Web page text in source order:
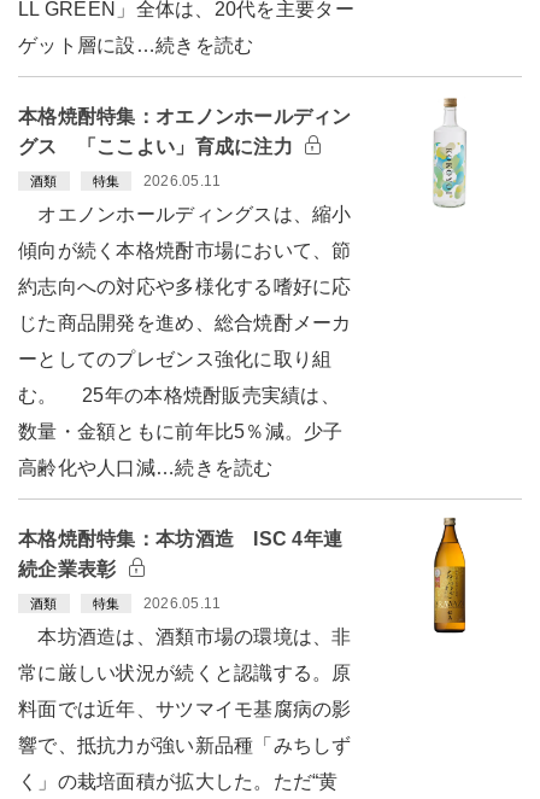
LL GREEN」全体は、20代を主要ター
ゲット層に設…続きを読む
本格焼酎特集：オエノンホールディン
グス 「ここよい」育成に注力
酒類 特集 2026.05.11
オエノンホールディングスは、縮小
傾向が続く本格焼酎市場において、節
約志向への対応や多様化する嗜好に応
じた商品開発を進め、総合焼酎メーカ
ーとしてのプレゼンス強化に取り組
む。 25年の本格焼酎販売実績は、
数量・金額ともに前年比5％減。少子
高齢化や人口減…続きを読む
本格焼酎特集：本坊酒造 ISC 4年連
続企業表彰
酒類 特集 2026.05.11
本坊酒造は、酒類市場の環境は、非
常に厳しい状況が続くと認識する。原
料面では近年、サツマイモ基腐病の影
響で、抵抗力が強い新品種「みちしず
く」の栽培面積が拡大した。ただ“黄